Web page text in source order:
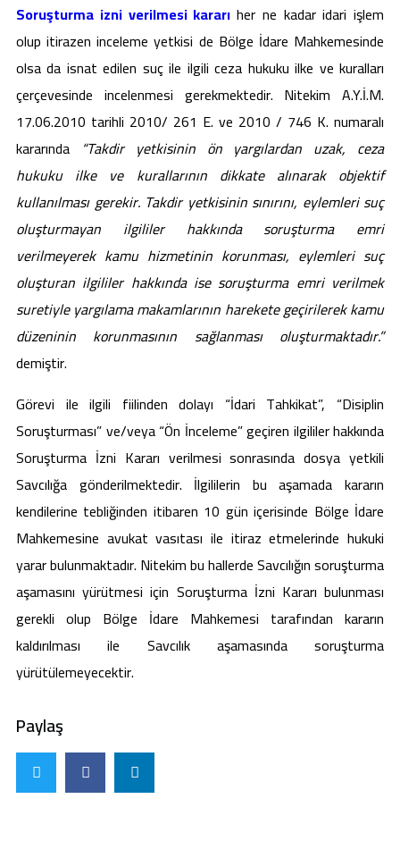
Soruşturma izni verilmesi kararı her ne kadar idari işlem
olup itirazen inceleme yetkisi de Bölge İdare Mahkemesinde
olsa da isnat edilen suç ile ilgili ceza hukuku ilke ve kuralları
çerçevesinde incelenmesi gerekmektedir. Nitekim A.Y.İ.M.
17.06.2010 tarihli 2010/ 261 E. ve 2010 / 746 K. numaralı
kararında “Takdir yetkisinin ön yargılardan uzak, ceza
hukuku ilke ve kurallarının dikkate alınarak objektif
kullanılması gerekir. Takdir yetkisinin sınırını, eylemleri suç
oluşturmayan ilgililer hakkında soruşturma emri
verilmeyerek kamu hizmetinin korunması, eylemleri suç
oluşturan ilgililer hakkında ise soruşturma emri verilmek
suretiyle yargılama makamlarının harekete geçirilerek kamu
düzeninin korunmasının sağlanması oluşturmaktadır.”
demiştir.
Görevi ile ilgili fiilinden dolayı “İdari Tahkikat”, “Disiplin
Soruşturması” ve/veya “Ön İnceleme” geçiren ilgililer hakkında
Soruşturma İzni Kararı verilmesi sonrasında dosya yetkili
Savcılığa gönderilmektedir. İlgililerin bu aşamada kararın
kendilerine tebliğinden itibaren 10 gün içerisinde Bölge İdare
Mahkemesine avukat vasıtası ile itiraz etmelerinde hukuki
yarar bulunmaktadır. Nitekim bu hallerde Savcılığın soruşturma
aşamasını yürütmesi için Soruşturma İzni Kararı bulunması
gerekli olup Bölge İdare Mahkemesi tarafından kararın
kaldırılması ile Savcılık aşamasında soruşturma
yürütülemeyecektir.
Paylaş